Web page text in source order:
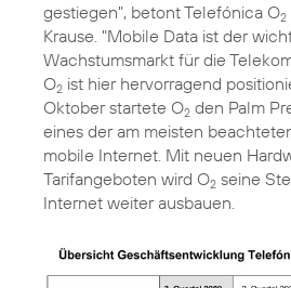
gestiegen", betont Telefónica O2
Krause. "Mobile Data ist der
Wachstumsmarkt für die
O2 ist hier hervorragend
Oktober startete O2 den Palm
eines der am meisten
mobile Internet. Mit neuen
Tarifangeboten wird O2 seine
Internet weiter ausbauen.